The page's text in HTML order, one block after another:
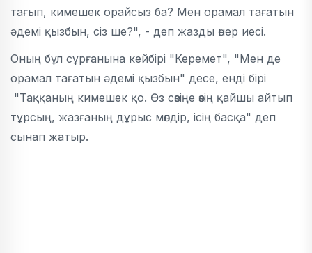
тағып, кимешек орайсыз ба? Мен орамал тағатын
әдемі қызбын, сіз ше?", - деп жазды өнер иесі.
Оның бұл сұрғанына кейбірі "Керемет", "Мен де
орамал тағатын әдемі қызбын" десе, енді бірі
"Таққаның кимешек қо. Өз сөзіңе өзің қайшы айтып
тұрсың, жазғаның дұрыс мөлдір, ісің басқа" деп
сынап жатыр.